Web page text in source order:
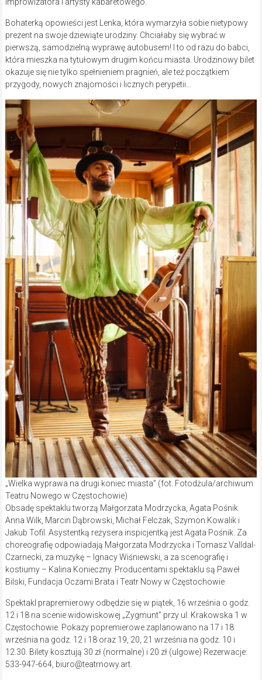
improwizatora i artysty kabaretowego.
Bohaterką opowieści jest Lenka, która wymarzyła sobie nietypowy
prezent na swoje dziewiąte urodziny. Chciałaby się wybrać w
pierwszą, samodzielną wyprawę autobusem! I to od razu do babci,
która mieszka na tytułowym drugim końcu miasta. Urodzinowy bilet
okazuje się nie tylko spełnieniem pragnień, ale też początkiem
przygody, nowych znajomości i licznych perypetii…
„Wielka wyprawa na drugi koniec miasta” (fot. Fotodżula/archiwum
Teatru Nowego w Częstochowie)
Obsadę spektaklu tworzą Małgorzata Modrzycka, Agata Pośnik
Anna Wilk, Marcin Dąbrowski, Michał Felczak, Szymon Kowalik i
Jakub Tofil. Asystentką reżysera inspicjentką jest Agata Pośnik. Za
choreografię odpowiadają Małgorzata Modrzycka i Tomasz Valldal-
Czarnecki, za muzykę – Ignacy Wiśniewski, a za scenografię i
kostiumy – Kalina Konieczny. Producentami spektaklu są Paweł
Bilski, Fundacja Oczami Brata i Teatr Nowy w Częstochowie
Spektakl prapremierowy odbędzie się w piątek, 16 września o godz.
12 i 18 na scenie widowiskowej „Zygmunt” przy ul. Krakowska 1 w
Częstochowie. Pokazy popremierowe zaplanowano na 17 i 18
września na godz. 12 i 18 oraz 19, 20, 21 września na godz. 10 i
12.30. Bilety kosztują 30 zł (normalne) i 20 zł (ulgowe) Rezerwacje:
533-947-664, biuro@teatrnowy.art.